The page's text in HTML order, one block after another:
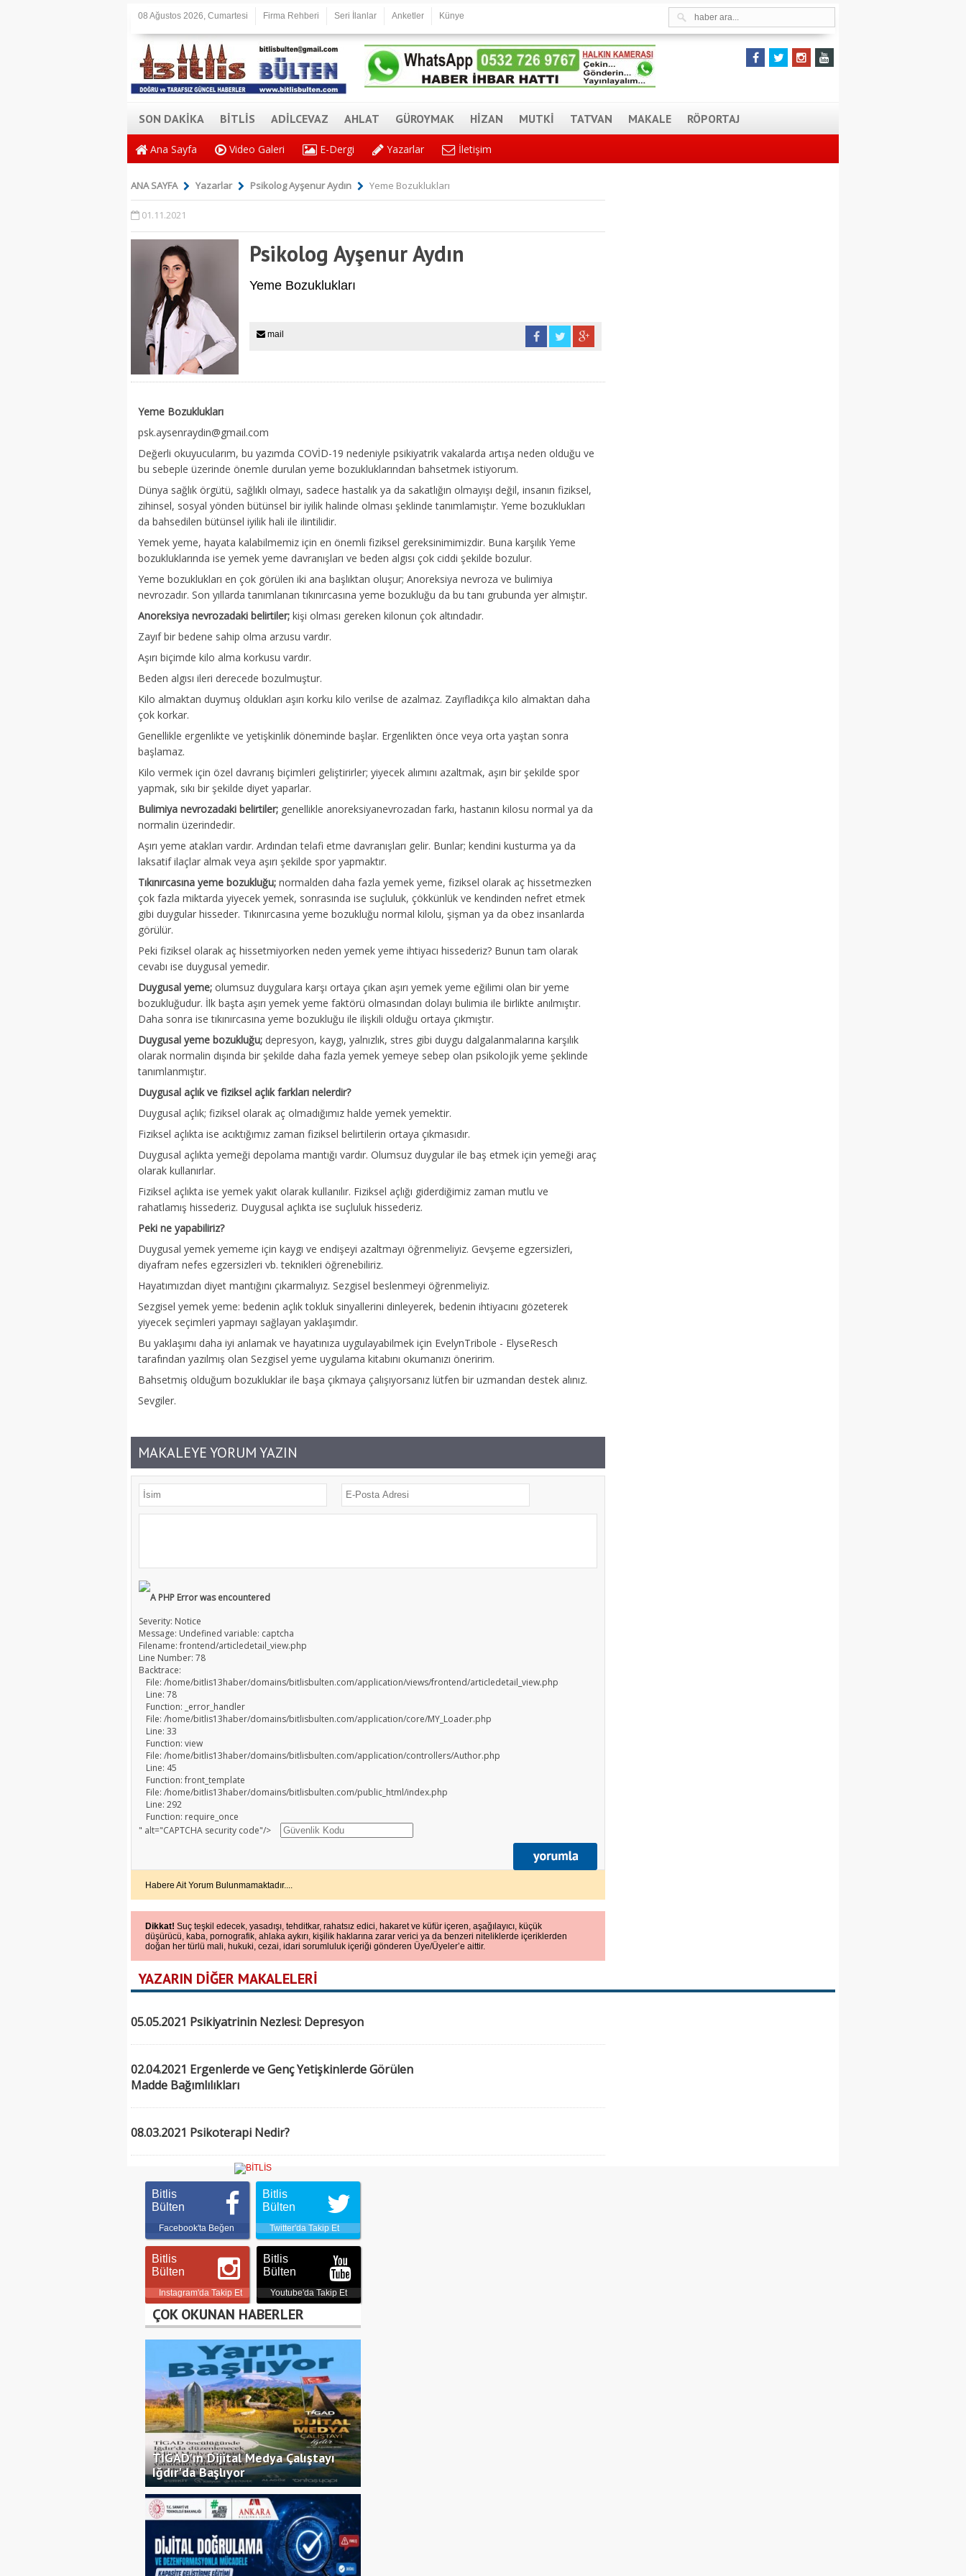
08 Ağustos 2026, Cumartesi Firma Rehberi Seri İlanlar Anketler Künye
SON DAKİKA BİTLİS ADİLCEVAZ AHLAT GÜROYMAK HİZAN MUTKİ TATVAN MAKALE RÖPORTAJ
Ana Sayfa Video Galeri E-Dergi Yazarlar İletişim
ANA SAYFA Yazarlar Psikolog Ayşenur Aydın Yeme Bozuklukları
01.11.2021
Psikolog Ayşenur Aydın
Yeme Bozuklukları
mail
Yeme Bozuklukları
psk.aysenraydin@gmail.com
Değerli okuyucularım, bu yazımda COVİD-19 nedeniyle psikiyatrik vakalarda artışa neden olduğu ve
bu sebeple üzerinde önemle durulan yeme bozukluklarından bahsetmek istiyorum.
Dünya sağlık örgütü, sağlıklı olmayı, sadece hastalık ya da sakatlığın olmayışı değil, insanın fiziksel,
zihinsel, sosyal yönden bütünsel bir iyilik halinde olması şeklinde tanımlamıştır. Yeme bozuklukları
da bahsedilen bütünsel iyilik hali ile ilintilidir.
Yemek yeme, hayata kalabilmemiz için en önemli fiziksel gereksinimimizdir. Buna karşılık Yeme
bozukluklarında ise yemek yeme davranışları ve beden algısı çok ciddi şekilde bozulur.
Yeme bozuklukları en çok görülen iki ana başlıktan oluşur; Anoreksiya nevroza ve bulimiya
nevrozadır. Son yıllarda tanımlanan tıkınırcasına yeme bozukluğu da bu tanı grubunda yer almıştır.
Anoreksiya nevrozadaki belirtiler; kişi olması gereken kilonun çok altındadır.
Zayıf bir bedene sahip olma arzusu vardır.
Aşırı biçimde kilo alma korkusu vardır.
Beden algısı ileri derecede bozulmuştur.
Kilo almaktan duymuş oldukları aşırı korku kilo verilse de azalmaz. Zayıfladıkça kilo almaktan daha
çok korkar.
Genellikle ergenlikte ve yetişkinlik döneminde başlar. Ergenlikten önce veya orta yaştan sonra
başlamaz.
Kilo vermek için özel davranış biçimleri geliştirirler; yiyecek alımını azaltmak, aşırı bir şekilde spor
yapmak, sıkı bir şekilde diyet yaparlar.
Bulimiya nevrozadaki belirtiler; genellikle anoreksiyanevrozadan farkı, hastanın kilosu normal ya da
normalin üzerindedir.
Aşırı yeme atakları vardır. Ardından telafi etme davranışları gelir. Bunlar; kendini kusturma ya da
laksatif ilaçlar almak veya aşırı şekilde spor yapmaktır.
Tıkınırcasına yeme bozukluğu; normalden daha fazla yemek yeme, fiziksel olarak aç hissetmezken
çok fazla miktarda yiyecek yemek, sonrasında ise suçluluk, çökkünlük ve kendinden nefret etmek
gibi duygular hisseder. Tıkınırcasına yeme bozukluğu normal kilolu, şişman ya da obez insanlarda
görülür.
Peki fiziksel olarak aç hissetmiyorken neden yemek yeme ihtiyacı hissederiz? Bunun tam olarak
cevabı ise duygusal yemedir.
Duygusal yeme; olumsuz duygulara karşı ortaya çıkan aşırı yemek yeme eğilimi olan bir yeme
bozukluğudur. İlk başta aşırı yemek yeme faktörü olmasından dolayı bulimia ile birlikte anılmıştır.
Daha sonra ise tıkınırcasına yeme bozukluğu ile ilişkili olduğu ortaya çıkmıştır.
Duygusal yeme bozukluğu; depresyon, kaygı, yalnızlık, stres gibi duygu dalgalanmalarına karşılık
olarak normalin dışında bir şekilde daha fazla yemek yemeye sebep olan psikolojik yeme şeklinde
tanımlanmıştır.
Duygusal açlık ve fiziksel açlık farkları nelerdir?
Duygusal açlık; fiziksel olarak aç olmadığımız halde yemek yemektir.
Fiziksel açlıkta ise acıktığımız zaman fiziksel belirtilerin ortaya çıkmasıdır.
Duygusal açlıkta yemeği depolama mantığı vardır. Olumsuz duygular ile baş etmek için yemeği araç
olarak kullanırlar.
Fiziksel açlıkta ise yemek yakıt olarak kullanılır. Fiziksel açlığı giderdiğimiz zaman mutlu ve
rahatlamış hissederiz. Duygusal açlıkta ise suçluluk hissederiz.
Peki ne yapabiliriz?
Duygusal yemek yememe için kaygı ve endişeyi azaltmayı öğrenmeliyiz. Gevşeme egzersizleri,
diyafram nefes egzersizleri vb. teknikleri öğrenebiliriz.
Hayatımızdan diyet mantığını çıkarmalıyız. Sezgisel beslenmeyi öğrenmeliyiz.
Sezgisel yemek yeme: bedenin açlık tokluk sinyallerini dinleyerek, bedenin ihtiyacını gözeterek
yiyecek seçimleri yapmayı sağlayan yaklaşımdır.
Bu yaklaşımı daha iyi anlamak ve hayatınıza uygulayabilmek için EvelynTribole - ElyseResch
tarafından yazılmış olan Sezgisel yeme uygulama kitabını okumanızı öneririm.
Bahsetmiş olduğum bozukluklar ile başa çıkmaya çalışıyorsanız lütfen bir uzmandan destek alınız.
Sevgiler.
MAKALEYE YORUM YAZIN
A PHP Error was encountered
Severity: Notice
Message: Undefined variable: captcha
Filename: frontend/articledetail_view.php
Line Number: 78
Backtrace:
File: /home/bitlis13haber/domains/bitlisbulten.com/application/views/frontend/articledetail_view.php
Line: 78
Function: _error_handler
File: /home/bitlis13haber/domains/bitlisbulten.com/application/core/MY_Loader.php
Line: 33
Function: view
File: /home/bitlis13haber/domains/bitlisbulten.com/application/controllers/Author.php
Line: 45
Function: front_template
File: /home/bitlis13haber/domains/bitlisbulten.com/public_html/index.php
Line: 292
Function: require_once
" alt="CAPTCHA security code"/>
Habere Ait Yorum Bulunmamaktadır....
Dikkat! Suç teşkil edecek, yasadışı, tehditkar, rahatsız edici, hakaret ve küfür içeren, aşağılayıcı, küçük
düşürücü, kaba, pornografik, ahlaka aykırı, kişilik haklarına zarar verici ya da benzeri niteliklerde içeriklerden
doğan her türlü mali, hukuki, cezai, idari sorumluluk içeriği gönderen Üye/Üyeler’e aittir.
YAZARIN DİĞER MAKALELERİ
05.05.2021 Psikiyatrinin Nezlesi: Depresyon
02.04.2021 Ergenlerde ve Genç Yetişkinlerde Görülen
Madde Bağımlılıkları
08.03.2021 Psikoterapi Nedir?
Bitlis
Bülten
Facebook'ta Beğen
Bitlis
Bülten
Twitter'da Takip Et
Bitlis
Bülten
Instagram'da Takip Et
Bitlis
Bülten
Youtube'da Takip Et
ÇOK OKUNAN HABERLER
TİGAD'ın Dijital Medya Çalıştayı
Iğdır'da Başlıyor